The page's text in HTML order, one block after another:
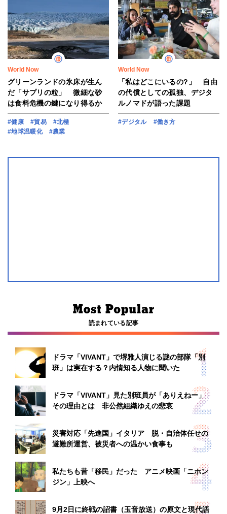
World Now
グリーンランドの氷床が生ん
だ「サプリの粒」 微細な砂
は食料危機の鍵になり得るか
#健康 #貿易
#北極
#地球温暖化
#農業
World Now
「私はどこにいるの?」 自由
の代償としての孤独、デジタ
ルノマドが語った課題
#デジタル #働き方
読まれている記事
ドラマ「VIVANT」で堺雅人演じる謎の部隊「別
班」は実在する？内情知る人物に聞いた
ドラマ「VIVANT」見た別班員が「ありえねー」
その理由とは 非公然組織ゆえの悲哀
災害対応「先進国」イタリア 脱・自治体任せの
避難所運営、被災者への温かい食事も
私たちも昔「移民」だった アニメ映画「ニホン
ジン」上映へ
9月2日に終戦の詔書（玉音放送）の原文と現代語